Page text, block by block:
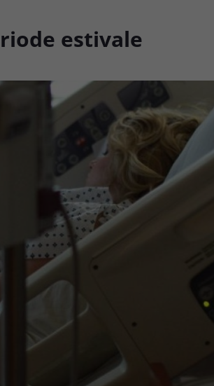
estivale